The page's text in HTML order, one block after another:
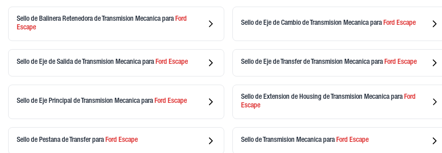
Sello de Balinera Retenedora de Transmision Mecanicapara Ford
Escape
Sello de Eje de Cambio de Transmision Mecanica paraFord Escape
Sello de Eje de Salida de Transmision Mecanica paraFord Escape Sello de Eje de Transfer de Transmision Mecanica paraFord Escape
Sello de Eje Principal de Transmision Mecanica paraFord Escape
Sello de Extension de Housing de Transmision Mecanicapara Ford
Escape
Sello de Pestana de Transfer paraFord Escape Sello de Transmision Mecanica paraFord Escape